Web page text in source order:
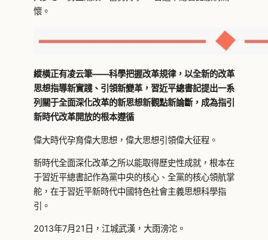
懷。
縱橫正有凌云筆——科學把握改革規律，以全新的改革
思想指導新實踐、引領新變革，習近平總書記提出一系
列關于全面深化改革的新思想新觀點新論斷，成為指引
新時代改革開放的根本遵循
偉大時代孕育偉大思想，偉大思想引領偉大征程。
新時代全面深化改革之所以能取得歷史性成就，根本在
于習近平總書記作為黨中央的核心、全黨的核心領航掌
舵，在于習近平新時代中國特色社會主義思想科學指
引。
2013年7月21日，江城武漢，大雨滂沱。